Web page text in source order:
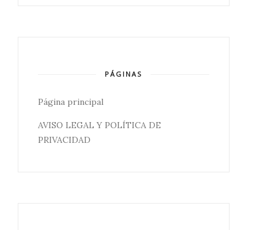
PÁGINAS
Página principal
AVISO LEGAL Y POLÍTICA DE
PRIVACIDAD